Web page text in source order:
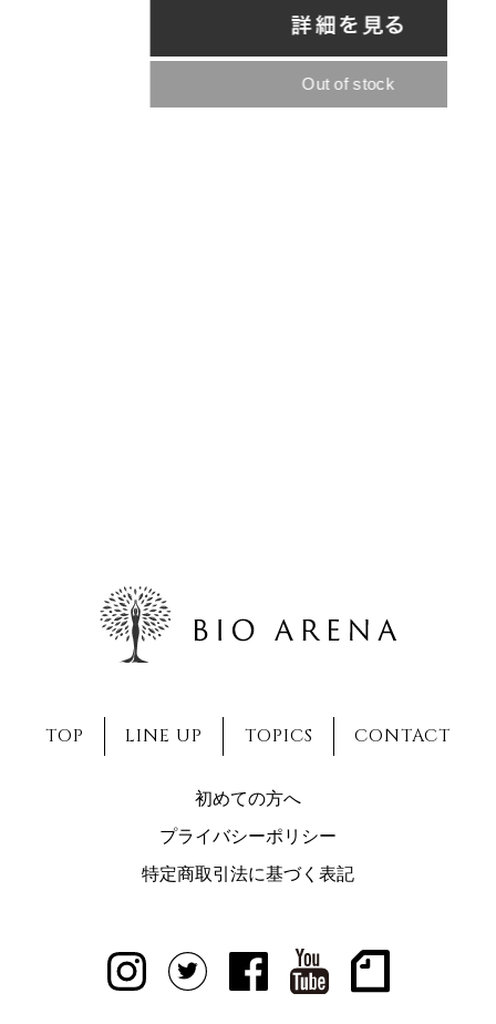
TOP LINE UP TOPICS CONTACT
初めての方へ
プライバシーポリシー
特定商取引法に基づく表記